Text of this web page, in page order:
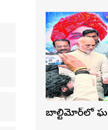
బాల్టిమోర్‌లో